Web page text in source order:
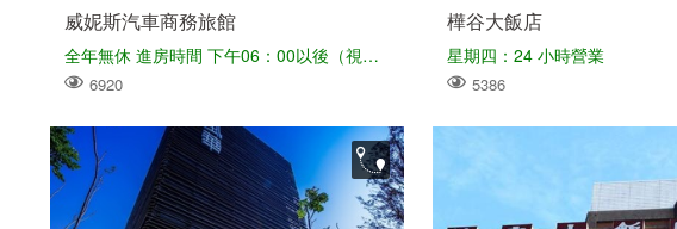
威妮斯汽車商務旅館
全年無休 進房時間 下午06：00以後（視現場狀況） 退房時間 中午12：00以前
6920
樺谷大飯店
星期四：24 小時營業
5386